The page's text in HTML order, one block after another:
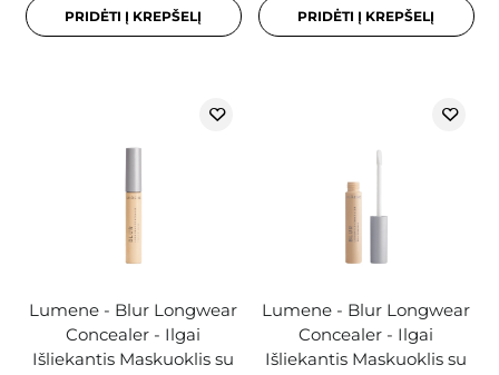
PRIDĖTI Į KREPŠELĮ PRIDĖTI Į KREPŠELĮ
Lumene - Blur Longwear
Concealer - Ilgai
Išliekantis Maskuoklis su
Lumene - Blur Longwear
Concealer - Ilgai
Išliekantis Maskuoklis su